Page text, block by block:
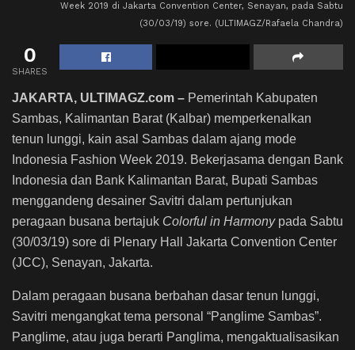
Week 2019 di Jakarta Convention Center, Senayan, pada Sabtu
(30/03/19) sore. (ULTIMAGZ/Rafaela Chandra)
0
SHARES
JAKARTA, ULTIMAGZ.com – Pemerintah Kabupaten
Sambas, Kalimantan Barat (Kalbar) memperkenalkan
tenun lunggi, kain asal Sambas dalam ajang mode
Indonesia Fashion Week 2019. Bekerjasama dengan Bank
Indonesia dan Bank Kalimantan Barat, Bupati Sambas
menggandeng desainer Savitri dalam pertunjukan
peragaan busana bertajuk Colorful in Harmonypada Sabtu
(30/03/19) sore di Plenary Hall Jakarta Convention Center
(JCC), Senayan, Jakarta.
Dalam peragaan busana berbahan dasar tenun lunggi,
Savitri mengangkat tema personal “Panglime Sambas”.
Panglime, atau juga berarti Panglima, mengaktualisasikan